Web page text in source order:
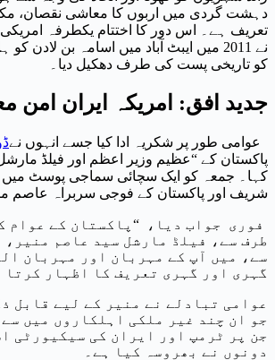
دہشت گردی میں اربوں کا معاشی نقصان،
تعریف ہے۔ اس دور کا اختتام یکطرفہ
نے 2011 میں ایبٹ آباد میں اسامہ بن لادن
کو تاریخی پست کی طرف دھکیل دیا۔
جدید افق: امریکہ ایران امن
عوامی طور پر شکریہ ادا کیا جسے انہوں نے
پاکستان کے “عظیم وزیر اعظم اور فیلڈ
کہا۔ جمعہ کو ایک سچائی سماجی پوسٹ میں
شریف اور پاکستان کے فوجی سربراہ عاصم
فوری جواب دیا، “پاکستان کے عوام
طرف سے، فیلڈ مارشل سید عاصم منیر،
سے، میں آپ کے مہربان اور مہربان
گہری اور گہری تعریف کا اظہار کرتا
عوامی تبادلے نے منیر کے لیے قابل
جو ان چند غیر ملکی اہلکاروں میں
جن پر ٹرمپ اور ایران کی سیکیورٹی
دونوں نے بھروسہ کیا ہے۔